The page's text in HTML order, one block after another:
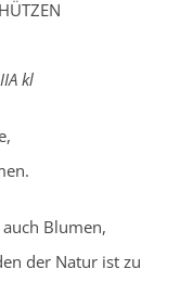
kl
Blumen,
der Natur ist zu